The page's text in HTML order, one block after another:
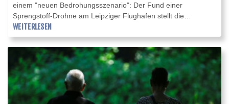
einem "neuen Bedrohungsszenario": Der Fund einer
Sprengstoff-Drohne am Leipziger Flughafen stellt die
Sicherheitsbehörden in Deutschland vor eine
Bewährungsprobe. Es sei seine Einschätzung, "dass wir es
hier mit einem hybriden Anschlagsszenario zu tun haben",
sagte Dobrindt am Mittwochabend am Flughafen Leipzig/Halle.
Die Generalstaatsanwaltschaft Dresden übernahm gemeinsam
mit dem Landeskriminalamt Sachsen die Ermittlungen.
WEITERLESEN